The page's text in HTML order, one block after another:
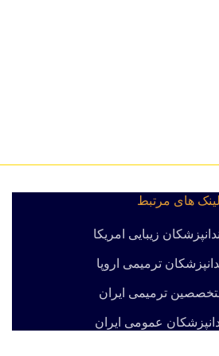
لینک های مرتبط
زیبایی امریکا
ترمیمی اروپا
ترمیمی ایران
عمومی ایران